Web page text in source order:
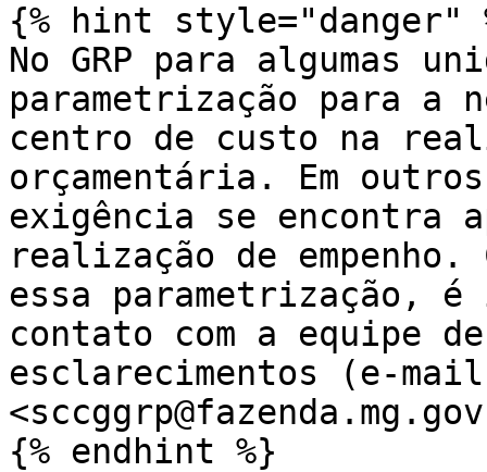
{% hint style="danger"
No GRP para algumas
parametrização para a
centro de custo na
orçamentária. Em
exigência se encontra
realização de
essa parametrização,
contato com a equipe
esclarecimentos (e-
{% endhint %}